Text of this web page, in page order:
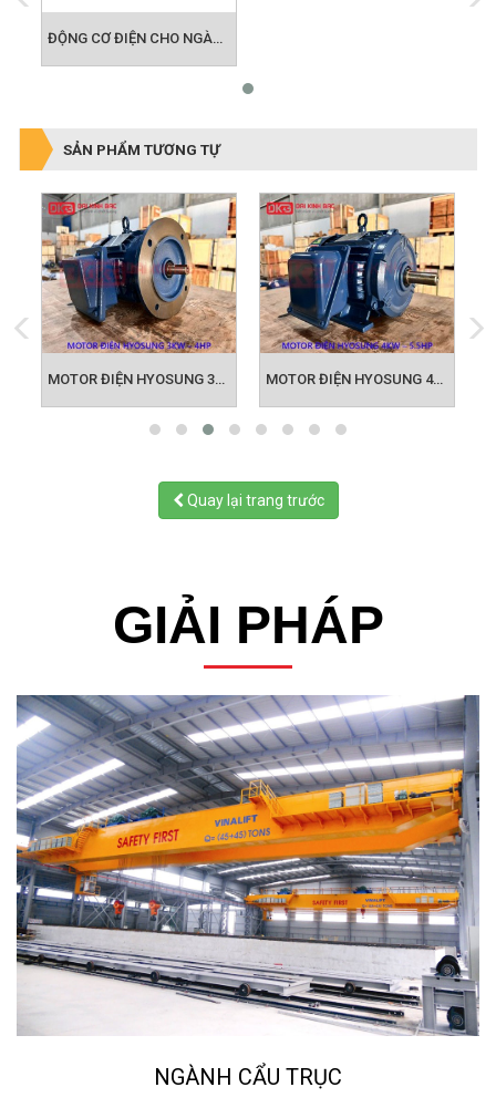
ĐỘNG CƠ ĐIỆN CHO NGÀNH QUẠT CÔNG NGHIỆP
MOTOR ĐIỆN HYOSUNG 4KW - MOTOR HÀN QUỐC MOTOR ĐIỆN HYOSUNG 5.5KW - MOTOR HÀN QUỐC
GIẢI PHÁP